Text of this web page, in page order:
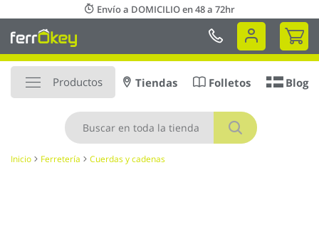
al
contenido
Envío a DOMICILIO en 48 a 72hr
Mi
Productos
Buscar
Tiendas Folletos Blog
Inicio Ferretería Cuerdas y cadenas